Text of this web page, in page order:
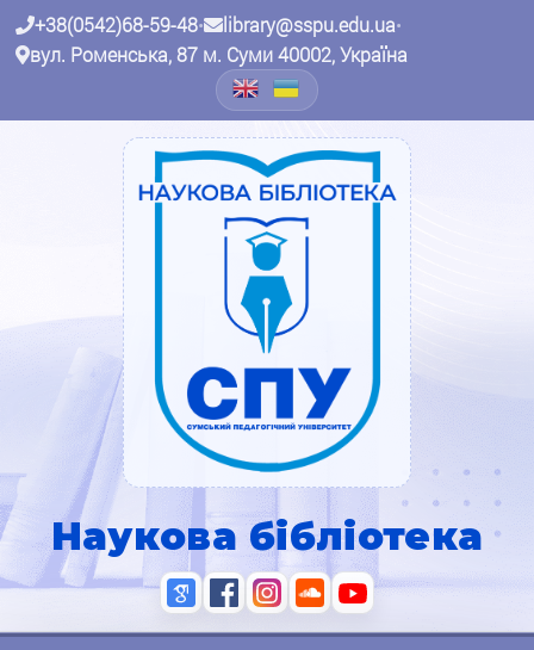
+38(0542)68-59-48• library@sspu.edu.ua•
вул. Роменська, 87 м. Суми 40002, Україна
Наукова бібліотека